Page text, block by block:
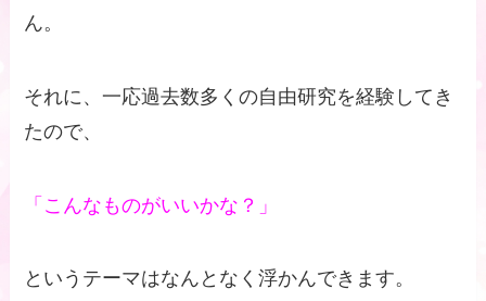
ん。
それに、一応過去数多くの自由研究を経験してき
たので、
「こんなものがいいかな？」
というテーマはなんとなく浮かんできます。